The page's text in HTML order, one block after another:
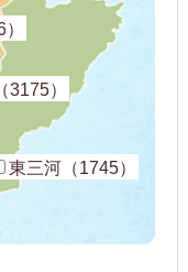
3175）
東三河（1745）